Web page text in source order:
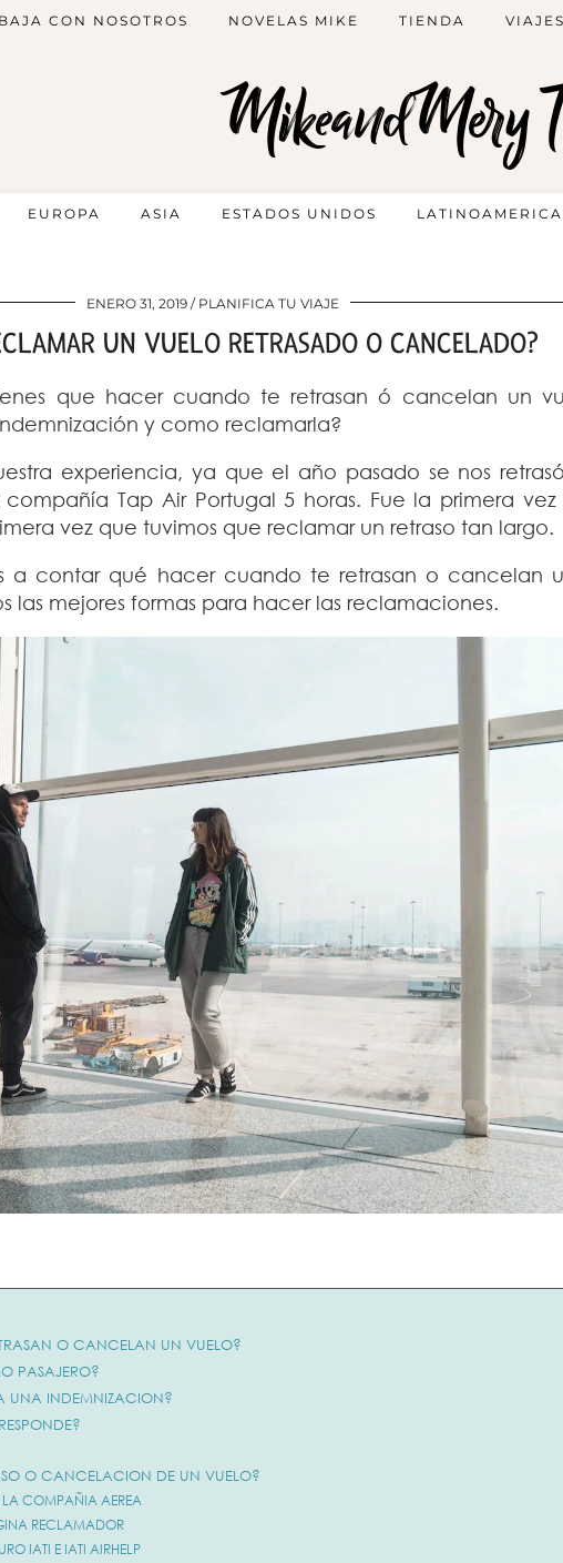
MikeandMery
CON NOSOTROS NOVELAS MIKE TIENDA
EUROPA ASIA ESTADOS UNIDOS LATINOAMERICA
ENERO 31, 2019 PLANIFICA TU VIAJE
UN VUELO RETRASADO O CANCELADO?
que hacer cuando te retrasan ó cancelan un
y como reclamarla?
experiencia, ya que el año pasado se nos
Tap Air Portugal 5 horas. Fue la primera
vez que tuvimos que reclamar un retraso tan largo.
a contar qué hacer cuando te retrasan o cancelan
las mejores formas para hacer las reclamaciones.
O CANCELAN UN VUELO?
PASAJERO?
UNA INDEMNIZACION?
O CANCELACION DE UN VUELO?
LA COMPAÑIA AEREA
RECLAMADOR
IATI E IATI AIRHELP